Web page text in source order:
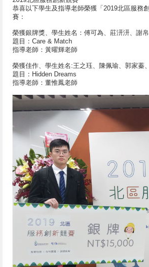
恭喜以下學生及指導老師榮獲「2019北區服務
賽：
榮獲銀牌獎、學生姓名：傅可為、莊汧汧、謝
題目：Care & Match
指導老師：黃曜輝老師
榮獲佳作、學生姓名:王之珏、陳佩瑜、郭家蓁
題目：Hidden Dreams
指導老師：董惟鳳老師